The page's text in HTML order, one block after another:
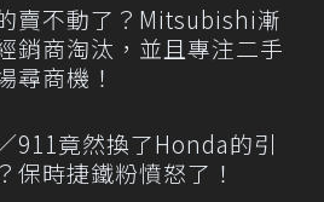
賣不動了？Mitsubishi漸
銷商淘汰，並且專注二手
尋商機！
911竟然換了Honda的引
保時捷鐵粉憤怒了！